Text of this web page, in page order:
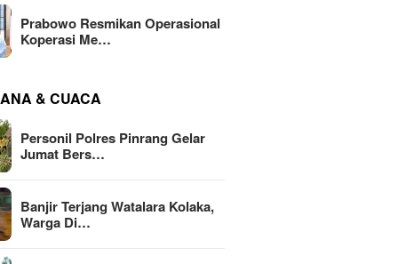
Prabowo Resmikan Operasional
Koperasi Me…
& CUACA
Personil Polres Pinrang Gelar
Jumat Bers…
Banjir Terjang Watalara Kolaka,
Warga Di…